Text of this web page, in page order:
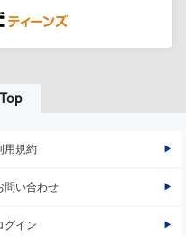
用規約
問い合わせ
グイン